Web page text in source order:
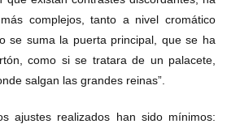
complejos, tanto a nivel cromático
se suma la puerta principal, que se ha
como si se tratara de un palacete,
salgan las grandes reinas”.
ajustes realizados han sido mínimos: